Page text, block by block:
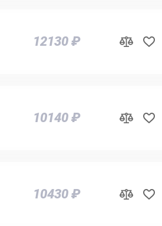
12130 ₽
10140 ₽
10430 ₽